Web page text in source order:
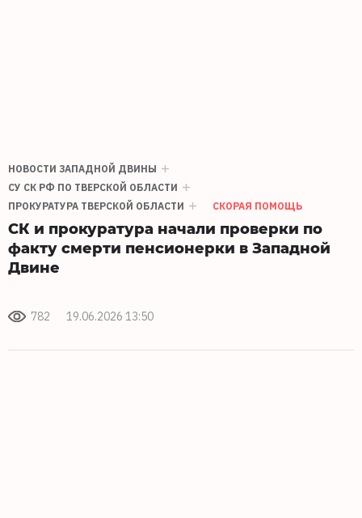
НОВОСТИ ЗАПАДНОЙ ДВИНЫ
СУ СК РФ ПО ТВЕРСКОЙ ОБЛАСТИ
ПРОКУРАТУРА ТВЕРСКОЙ ОБЛАСТИ
СКОРАЯ ПОМОЩЬ
СК и прокуратура начали проверки по
факту смерти пенсионерки в Западной
Двине
782 19.06.2026 13:50